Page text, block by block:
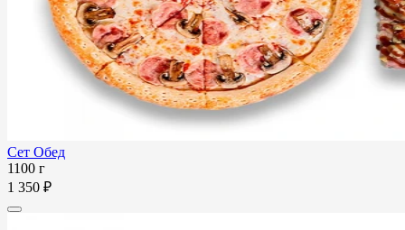
Сет Обед
1100 г
1 350 ₽